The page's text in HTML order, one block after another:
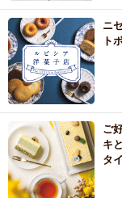
ニ
ト
ご
キ
タ